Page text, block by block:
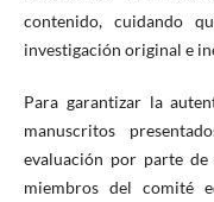
contenido, cuidando
investigación original e
Para garantizar la
manuscritos
evaluación por parte
miembros del comité